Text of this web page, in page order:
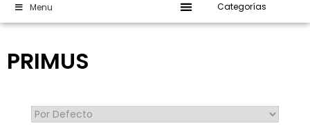
Menu Categorías
PRIMUS
Sort Products